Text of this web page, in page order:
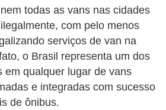
todas as vans nas cidades
com pelo menos
serviços de van na
o Brasil representa um dos
em qualquer lugar de vans
e integradas com sucesso
de ônibus.